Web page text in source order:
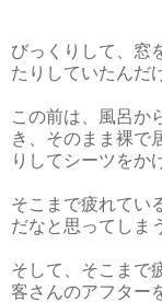
びっくりして、窓
たりしていたんだ
この前は、風呂か
き、そのまま裸で
りしてシーツをか
そこまで疲れてい
だなと思ってしま
そして、そこまで
客さんのアフター